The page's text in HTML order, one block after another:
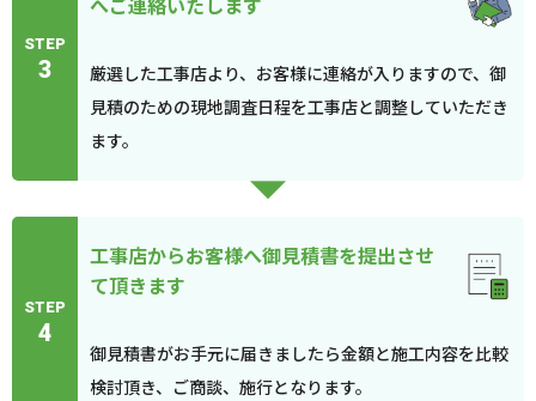
STEP
3
厳選した工事店より、お客様に連絡が入りますので、御
見積のための現地調査日程を工事店と調整していただき
ます。
STEP
4
工事店からお客様へ御見積書を提出させ
て頂きます
御見積書がお手元に届きましたら金額と施工内容を比較
検討頂き、ご商談、施行となります。